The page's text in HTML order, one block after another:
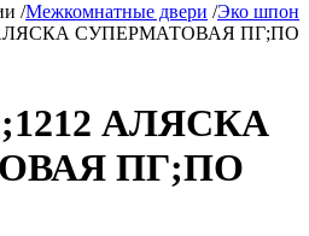
/Межкомнатные двери /Эко шпон
АЛЯСКА СУПЕРМАТОВАЯ ПГ;ПО
АЛЯСКА
ПГ;ПО